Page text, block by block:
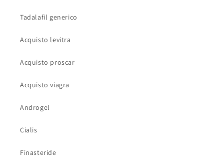
Tadalafil generico
Acquisto levitra
Acquisto proscar
Acquisto viagra
Androgel
Cialis
Finasteride